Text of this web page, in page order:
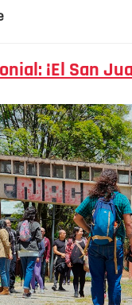
¡El San